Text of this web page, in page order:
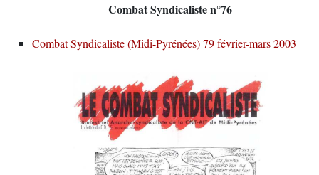
Combat Syndicaliste n°76
Combat Syndicaliste (Midi-Pyrénées) 79 février-mars 2003